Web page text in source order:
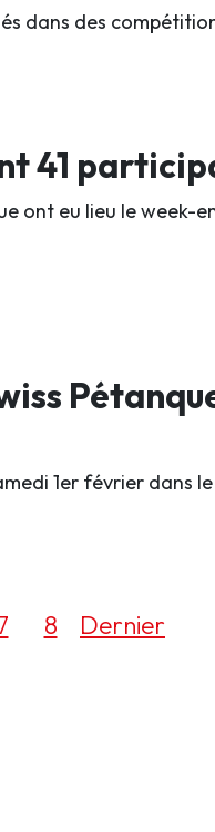
dans des
41
ont eu lieu le week-
1er février dans
8 Dernier